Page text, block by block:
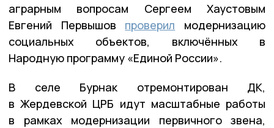
аграрным вопросам Сергеем Хаустовым
Евгений Первышов проверил модернизацию
социальных объектов, включённых в
Народную программу «Единой России».
В селе Бурнак отремонтирован ДК,
в Жердевской ЦРБ идут масштабные работы
в рамках модернизации первичного звена,